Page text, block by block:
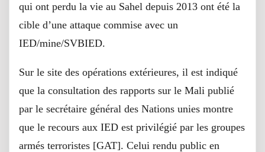
qui ont perdu la vie au Sahel depuis 2013 ont été la
cible d’une attaque commise avec un
IED/mine/SVBIED.
Sur le site des opérations extérieures, il est indiqué
que la consultation des rapports sur le Mali publié
par le secrétaire général des Nations unies montre
que le recours aux IED est privilégié par les groupes
armés terroristes [GAT]. Celui rendu public en